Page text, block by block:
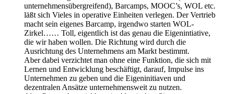
unternehmensübergreifend), Barcamps, MOOC’s, WOL etc.
läßt sich Vieles in operative Einheiten verlegen. Der Vertrieb
macht sein eigenes Barcamp, irgendwo starten WOL-
Zirkel…… Toll, eigentlich ist das genau die Eigenintiative,
die wir haben wollen. Die Richtung wird durch die
Ausrichtung des Unternehmens am Markt bestimmt.
Aber dabei verzichtet man ohne eine Funktion, die sich mit
Lernen und Entwicklung beschäftigt, darauf, Impulse ins
Unternehmen zu geben und die Eigeninitiaven und
dezentralen Ansätze unternehmensweit zu nutzen.